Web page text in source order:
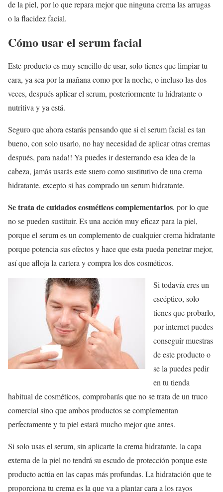
de la piel, por lo que repara mejor que ninguna crema las arrugas
o la flacidez facial.
Cómo usar el serum facial
Este producto es muy sencillo de usar, solo tienes que limpiar tu
cara, ya sea por la mañana como por la noche, o incluso las dos
veces, después aplicar el serum, posteriormente tu hidratante o
nutritiva y ya está.
Seguro que ahora estarás pensando que si el serum facial es tan
bueno, con solo usarlo, no hay necesidad de aplicar otras cremas
después, para nada!! Ya puedes ir desterrando esa idea de la
cabeza, jamás usarás este suero como sustitutivo de una crema
hidratante, excepto si has comprado un serum hidratante.
Se trata de cuidados cosméticos complementarios, por lo que
no se pueden sustituir. Es una acción muy eficaz para la piel,
porque el serum es un complemento de cualquier crema hidratante
porque potencia sus efectos y hace que esta pueda penetrar mejor,
así que afloja la cartera y compra los dos cosméticos.
Si todavía eres un
escéptico, solo
tienes que probarlo,
por internet puedes
conseguir muestras
de este producto o
se la puedes pedir
en tu tienda
habitual de cosméticos, comprobarás que no se trata de un truco
comercial sino que ambos productos se complementan
perfectamente y tu piel estará mucho mejor que antes.
Si solo usas el serum, sin aplicarte la crema hidratante, la capa
externa de la piel no tendrá su escudo de protección porque este
producto actúa en las capas más profundas. La hidratación que te
proporciona tu crema es la que va a plantar cara a los rayos